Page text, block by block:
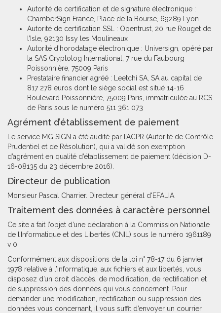
Autorité de certification et de signature électronique :
ChamberSign France, Place de la Bourse, 69289 Lyon
Autorité de certification SSL : Opentrust, 20 rue Rouget de
l’Isle, 92130 Issy les Moulineaux
Autorité d’horodatage électronique : Universign, opéré par
la SAS Cryptolog International, 7 rue du Faubourg
Poissonnière, 75009 Paris
Prestataire financier agréé : Leetchi SA, SA au capital de
817 278 euros dont le siège social est situé 14-16
Boulevard Poissonnière, 75009 Paris, immatriculée au RCS
de Paris sous le numéro 511 361 073
Agrément d’établissement de paiement
Le service MG SIGN a été audité par l’ACPR (Autorité de Contrôle
Prudentiel et de Résolution), qui a validé son exemption
d’agrément en qualité d’établissement de paiement (décision D-
16-08135 du 23 décembre 2016).
Directeur de publication
Monsieur Pascal Charrier. Directeur général d'EFALIA.
Traitement des données à caractère personnel
Ce site a fait l’objet d’une déclaration à la Commission Nationale
de l’Informatique et des Libertés (CNIL) sous le numéro 1961189
v 0.
Conformément aux dispositions de la loi n° 78-17 du 6 janvier
1978 relative à l’informatique, aux fichiers et aux libertés, vous
disposez d’un droit d’accès, de modification, de rectification et
de suppression des données qui vous concernent. Pour
demander une modification, rectification ou suppression des
données vous concernant, il vous suffit d’envoyer un courrier